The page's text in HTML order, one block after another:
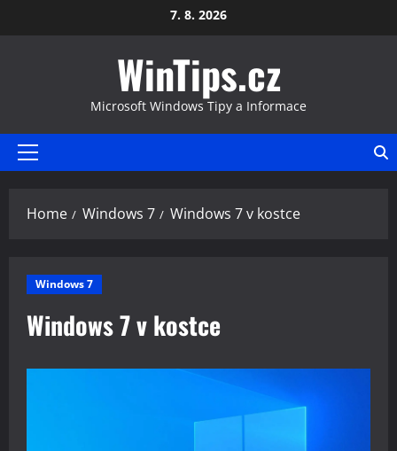
to
7. 8. 2026
WinTips.cz
Microsoft Windows Tipy a Informace
Primary
Home Windows 7 Windows 7 v kostce
Windows 7
Windows 7 v kostce